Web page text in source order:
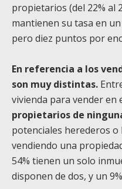
propietarios (del 22% al
mantienen su tasa en
pero diez puntos por
En referencia a los
son muy distintas.
vivienda para vender en
propietarios de
potenciales herederos
vendiendo una
54% tienen un solo
disponen de dos, y un